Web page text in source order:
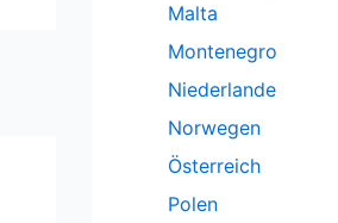
Malta
Montenegro
Niederlande
Norwegen
Österreich
Polen